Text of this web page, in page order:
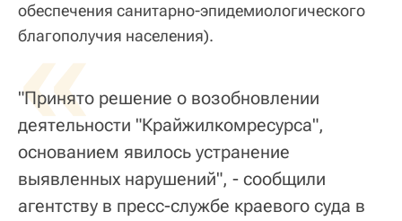
обеспечения санитарно-эпидемиологического
благополучия населения).
«
"Принято решение о возобновлении
деятельности "Крайжилкомресурса",
основанием явилось устранение
выявленных нарушений", - сообщили
агентству в пресс-службе краевого суда в